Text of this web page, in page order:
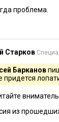
живого
около
с
при первом
удобнее всего
вакансии в
проблема.
Старков
Барканов
придется
из